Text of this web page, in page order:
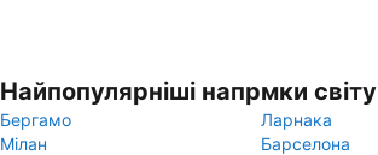
Найпопулярніші напрмки світу
Бергамо
Ларнака
Мілан
Барселона